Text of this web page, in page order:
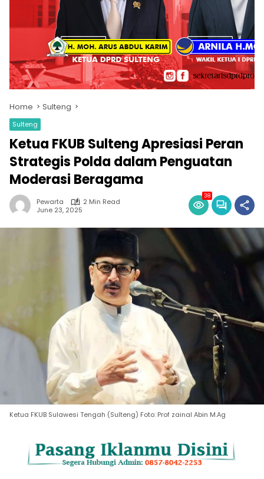
Home Sulteng
Sulteng
Ketua FKUB Sulteng Apresiasi Peran
Strategis Polda dalam Penguatan
Moderasi Beragama
Pewarta
2 Min Read
June 23, 2025
38
Ketua FKUB Sulawesi Tengah (Sulteng) Foto: Prof zainal Abin M.Ag